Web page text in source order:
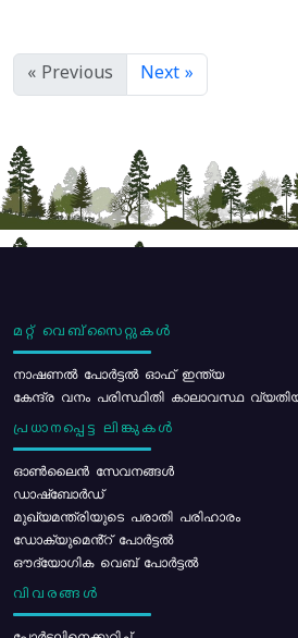
« Previous Next »
മറ്റ് വെബ്സൈറ്റുകൾ
നാഷണൽ പോർട്ടൽ ഓഫ് ഇന്ത്യ
കേന്ദ്ര വനം പരിസ്ഥിതി കാലാവസ്ഥ
പ്രധാനപ്പെട്ട ലിങ്കുകൾ
ഓൺലൈൻ സേവനങ്ങൾ
ഡാഷ്ബോർഡ്
മുഖ്യമന്ത്രിയുടെ പരാതി പരിഹാരം
ഡോക്യുമെൻ്റ് പോർട്ടൽ
ഔദ്യോഗിക വെബ് പോർട്ടൽ
വിവരങ്ങൾ